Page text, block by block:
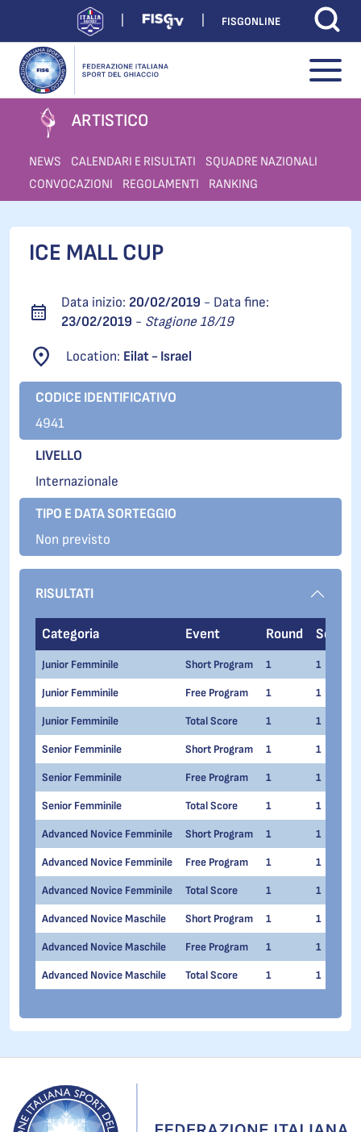
FISGONLINE
ARTISTICO
NEWS CALENDARI E RISULTATI
SQUADRE NAZIONALI
CONVOCAZIONI
REGOLAMENTI RANKING
ICE MALL CUP
Data inizio: 20/02/2019 - Data fine:
23/02/2019 - Stagione 18/19
Location: Eilat - Israel
CODICE IDENTIFICATIVO
4941
LIVELLO
Internazionale
TIPO E DATA SORTEGGIO
Non previsto
RISULTATI
Categoria Event Round Series
Junior Femminile Short Program 1 1
Junior Femminile Free Program 1 1
Junior Femminile Total Score 1 1
Senior Femminile Short Program 1 1
Senior Femminile Free Program 1 1
Senior Femminile Total Score 1 1
Advanced Novice Femminile Short Program 1 1
Advanced Novice Femminile Free Program 1 1
Advanced Novice Femminile Total Score 1 1
Advanced Novice Maschile Short Program 1 1
Advanced Novice Maschile Free Program 1 1
Advanced Novice Maschile Total Score 1 1